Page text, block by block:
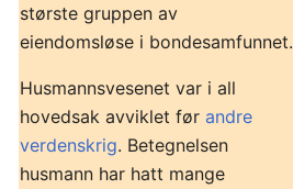
største gruppen av
eiendomsløse i bondesamfunnet.
Husmannsvesenet var i all
hovedsak avviklet før andre
verdenskrig. Betegnelsen
husmann har hatt mange